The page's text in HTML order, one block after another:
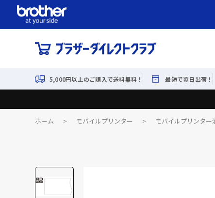
5,000円以上のご購入で送料無料！ 最短で翌日出荷！
ホーム > モバイルプリンター > モバイルプリンター